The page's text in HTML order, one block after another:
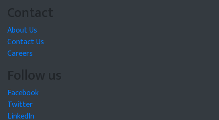
Contact
About Us
Contact Us
Careers
Follow us
Facebook
Twitter
LinkedIn